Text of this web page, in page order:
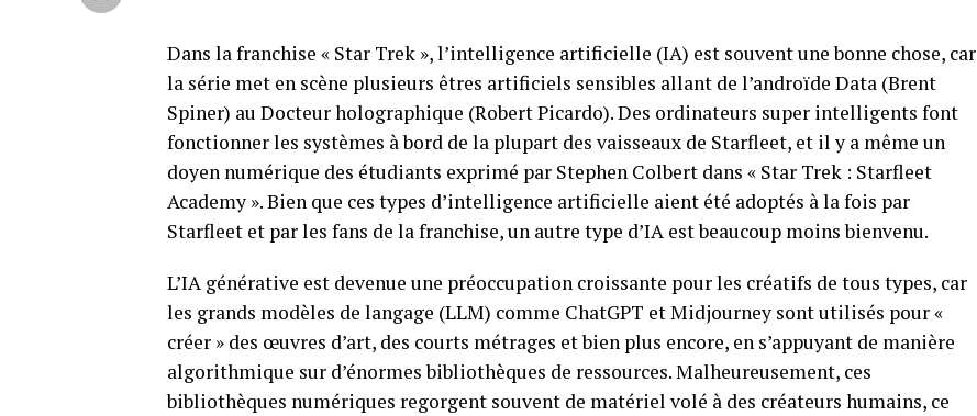
Dans la franchise « Star Trek », l’intelligence artificielle (IA) est souvent une bonne chose, car
la série met en scène plusieurs êtres artificiels sensibles allant de l’androïde Data (Brent
Spiner) au Docteur holographique (Robert Picardo). Des ordinateurs super intelligents font
fonctionner les systèmes à bord de la plupart des vaisseaux de Starfleet, et il y a même un
doyen numérique des étudiants exprimé par Stephen Colbert dans « Star Trek : Starfleet
Academy ». Bien que ces types d’intelligence artificielle aient été adoptés à la fois par
Starfleet et par les fans de la franchise, un autre type d’IA est beaucoup moins bienvenu.
L’IA générative est devenue une préoccupation croissante pour les créatifs de tous types, car
les grands modèles de langage (LLM) comme ChatGPT et Midjourney sont utilisés pour «
créer » des œuvres d’art, des courts métrages et bien plus encore, en s’appuyant de manière
algorithmique sur d’énormes bibliothèques de ressources. Malheureusement, ces
bibliothèques numériques regorgent souvent de matériel volé à des créateurs humains, ce